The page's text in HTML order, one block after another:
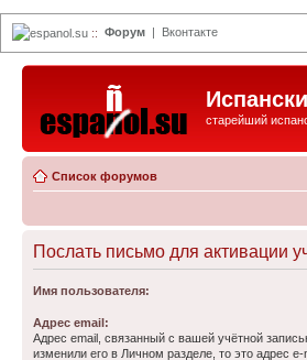
espanol.su :: Форум | Вконтакте
старейший
Список форумов
Послать письмо для активации
Имя пользователя:
Адрес email:
Адрес email, связанный с вашей учётной
изменили его в Личном разделе, то это адрес